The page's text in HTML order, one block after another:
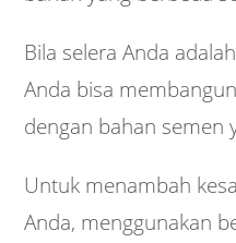
Bila selera Anda
Anda bisa
dengan bahan semen
Untuk menambah
Anda, menggunakan